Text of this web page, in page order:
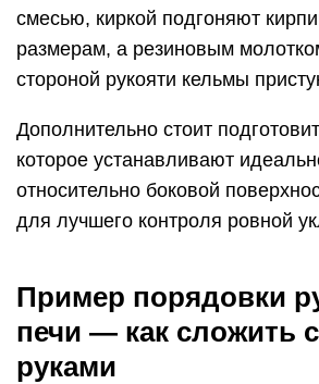
смесью, киркой подгоняют
размерам, а резиновым
стороной рукояти кельмы
Дополнительно стоит
которое устанавливают
относительно боковой
для лучшего контроля ровной
Пример порядовки
печи — как сложить
руками